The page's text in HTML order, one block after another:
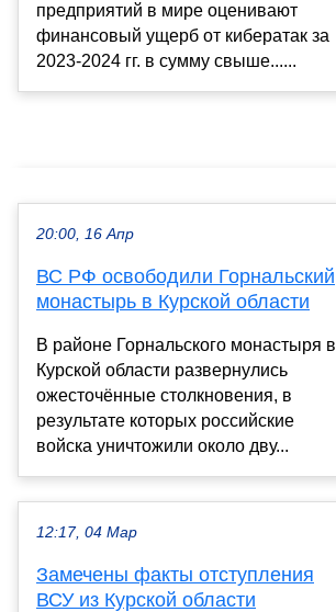
предприятий в мире оценивают
финансовый ущерб от кибератак за
2023-2024 гг. в сумму свыше......
20:00, 16 Апр
ВС РФ освободили Горнальский
монастырь в Курской области
В районе Горнальского монастыря в
Курской области развернулись
ожесточённые столкновения, в
результате которых российские
войска уничтожили около дву...
12:17, 04 Мар
Замечены факты отступления
ВСУ из Курской области